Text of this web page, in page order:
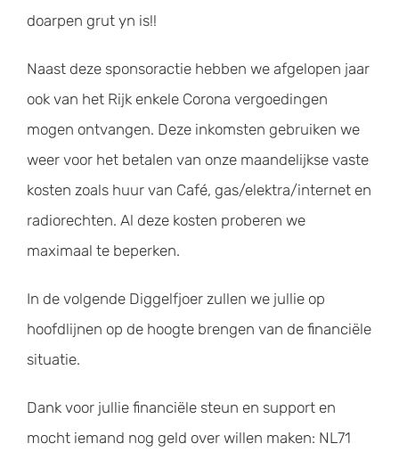
doarpen grut yn is!!
Naast deze sponsoractie hebben we afgelopen jaar
ook van het Rijk enkele Corona vergoedingen
mogen ontvangen. Deze inkomsten gebruiken we
weer voor het betalen van onze maandelijkse vaste
kosten zoals huur van Café, gas/elektra/internet en
radiorechten. Al deze kosten proberen we
maximaal te beperken.
In de volgende Diggelfjoer zullen we jullie op
hoofdlijnen op de hoogte brengen van de financiële
situatie.
Dank voor jullie financiële steun en support en
mocht iemand nog geld over willen maken: NL71